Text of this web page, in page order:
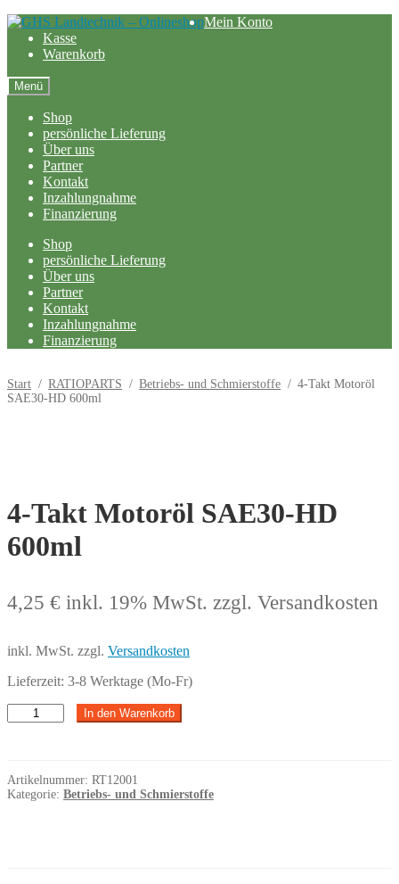
Zur
Navigation
springen
Zum
Inhalt
springen
Mein Konto
Kasse
Warenkorb
Menü
Shop
persönliche Lieferung
Über uns
Partner
Kontakt
Inzahlungnahme
Finanzierung
Shop
persönliche Lieferung
Über uns
Partner
Kontakt
Inzahlungnahme
Finanzierung
Start / RATIOPARTS / Betriebs- und Schmierstoffe / 4-Takt Motoröl
SAE30-HD 600ml
4-Takt Motoröl SAE30-HD
600ml
4,25 € inkl. 19% MwSt. zzgl. Versandkosten
inkl. MwSt. zzgl. Versandkosten
Lieferzeit: 3-8 Werktage (Mo-Fr)
Takt
HD
600ml
In den Warenkorb
Artikelnummer: RT12001
Kategorie: Betriebs- und Schmierstoffe